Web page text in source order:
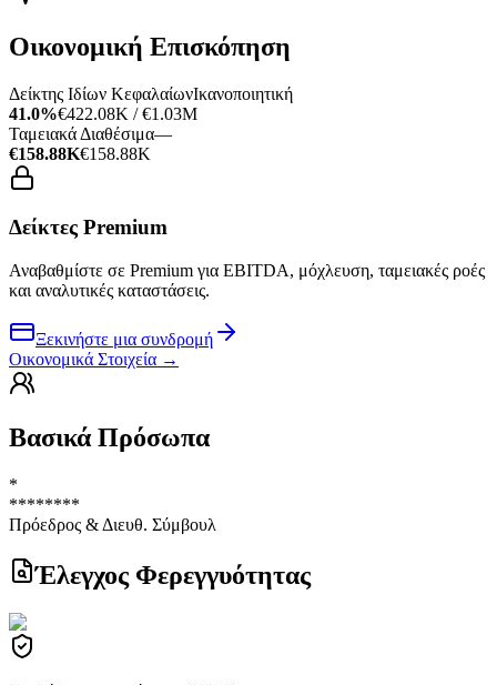
Οικονομική Επισκόπηση
Δείκτης Ιδίων ΚεφαλαίωνΙκανοποιητική
41.0%€422.08K / €1.03M
Ταμειακά Διαθέσιμα—
€158.88K€158.88K
Δείκτες Premium
Αναβαθμίστε σε Premium για EBITDA, μόχλευση, ταμειακές ροές
και αναλυτικές καταστάσεις.
Ξεκινήστε μια συνδρομή
Οικονομικά Στοιχεία →
Βασικά Πρόσωπα
*
********
Πρόεδρος & Διευθ. Σύμβουλ
Έλεγχος Φερεγγυότητας